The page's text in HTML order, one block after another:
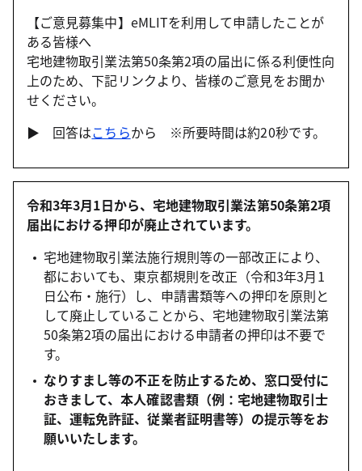
【ご意見募集中】eMLITを利用して申請したことが
ある皆様へ
宅地建物取引業法第50条第2項の届出に係る利便性向
上のため、下記リンクより、皆様のご意見をお聞か
せください。
▶ 回答はこちらから ※所要時間は約20秒です。
令和3年3月1日から、宅地建物取引業法第50条第2項
届出における押印が廃止されています。
宅地建物取引業法施行規則等の一部改正により、
都においても、東京都規則を改正（令和3年3月1
日公布・施行）し、申請書類等への押印を原則と
して廃止していることから、宅地建物取引業法第
50条第2項の届出における申請者の押印は不要で
す。
なりすまし等の不正を防止するため、窓口受付に
おきまして、本人確認書類（例：宅地建物取引士
証、運転免許証、従業者証明書等）の提示等をお
願いいたします。